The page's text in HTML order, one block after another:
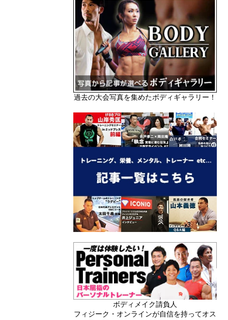
過去の大会写真を集めたボディギャラリー！
ボディメイク請負人
フィジーク・オンラインが自信を持ってオス